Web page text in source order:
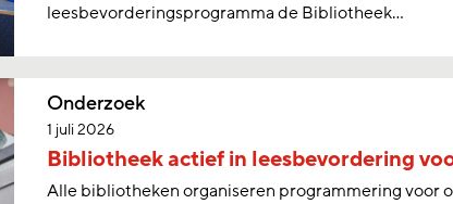
leesbevorderingsprogramma de Bibliotheek…
Onderzoek
1 juli 2026
Bibliotheek actief in leesbevordering
Alle bibliotheken organiseren programmering voor